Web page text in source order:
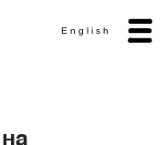
English